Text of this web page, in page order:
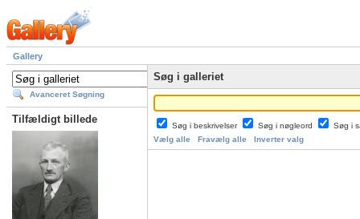
Gallery
Avanceret Søgning
Tilfældigt billede
Søg i galleriet
Søg i beskrivelser Søg i nøgleord
Søg i
Vælg alle
Fravælg alle Inverter valg